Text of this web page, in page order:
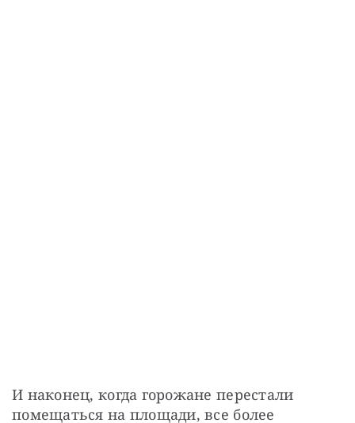
И наконец, когда горожане перестали
помещаться на площади, все более